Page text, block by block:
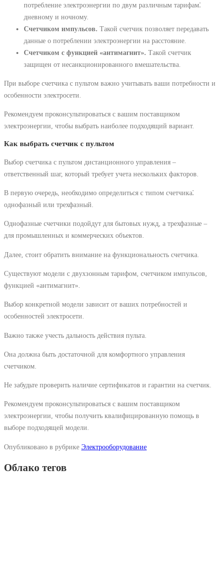
потребление электроэнергии по двум различным тарифам⁚
дневному и ночному.
Счетчиком импульсов. Такой счетчик позволяет передавать
данные о потреблении электроэнергии на расстояние.
Счетчиком с функцией «антимагнит». Такой счетчик
защищен от несанкционированного вмешательства.
При выборе счетчика с пультом важно учитывать ваши потребности и
особенности электросети.
Рекомендуем проконсультироваться с вашим поставщиком
электроэнергии, чтобы выбрать наиболее подходящий вариант.
Как выбрать счетчик с пультом
Выбор счетчика с пультом дистанционного управления –
ответственный шаг, который требует учета нескольких факторов.
В первую очередь, необходимо определиться с типом счетчика⁚
однофазный или трехфазный.
Однофазные счетчики подойдут для бытовых нужд, а трехфазные –
для промышленных и коммерческих объектов.
Далее, стоит обратить внимание на функциональность счетчика.
Существуют модели с двухзонным тарифом, счетчиком импульсов,
функцией «антимагнит».
Выбор конкретной модели зависит от ваших потребностей и
особенностей электросети.
Важно также учесть дальность действия пульта.
Она должна быть достаточной для комфортного управления
счетчиком.
Не забудьте проверить наличие сертификатов и гарантии на счетчик.
Рекомендуем проконсультироваться с вашим поставщиком
электроэнергии, чтобы получить квалифицированную помощь в
выборе подходящей модели.
Опубликовано в рубрике Электрооборудование
Облако тегов